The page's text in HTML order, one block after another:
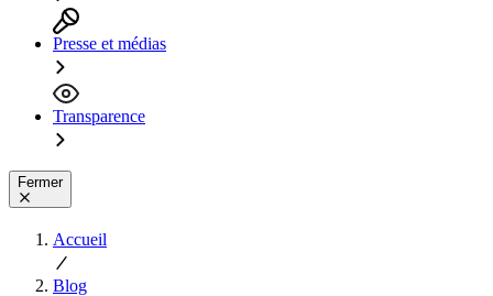
Presse et médias
Transparence
Fermer
Accueil
Blog